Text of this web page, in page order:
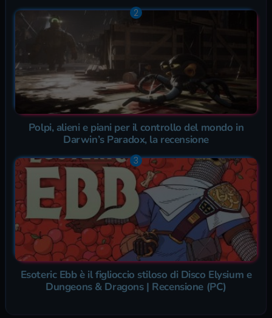
Polpi, alieni e piani per il controllo del mondo in
Darwin’s Paradox, la recensione
Esoteric Ebb è il figlioccio stiloso di Disco Elysium e
Dungeons & Dragons | Recensione (PC)